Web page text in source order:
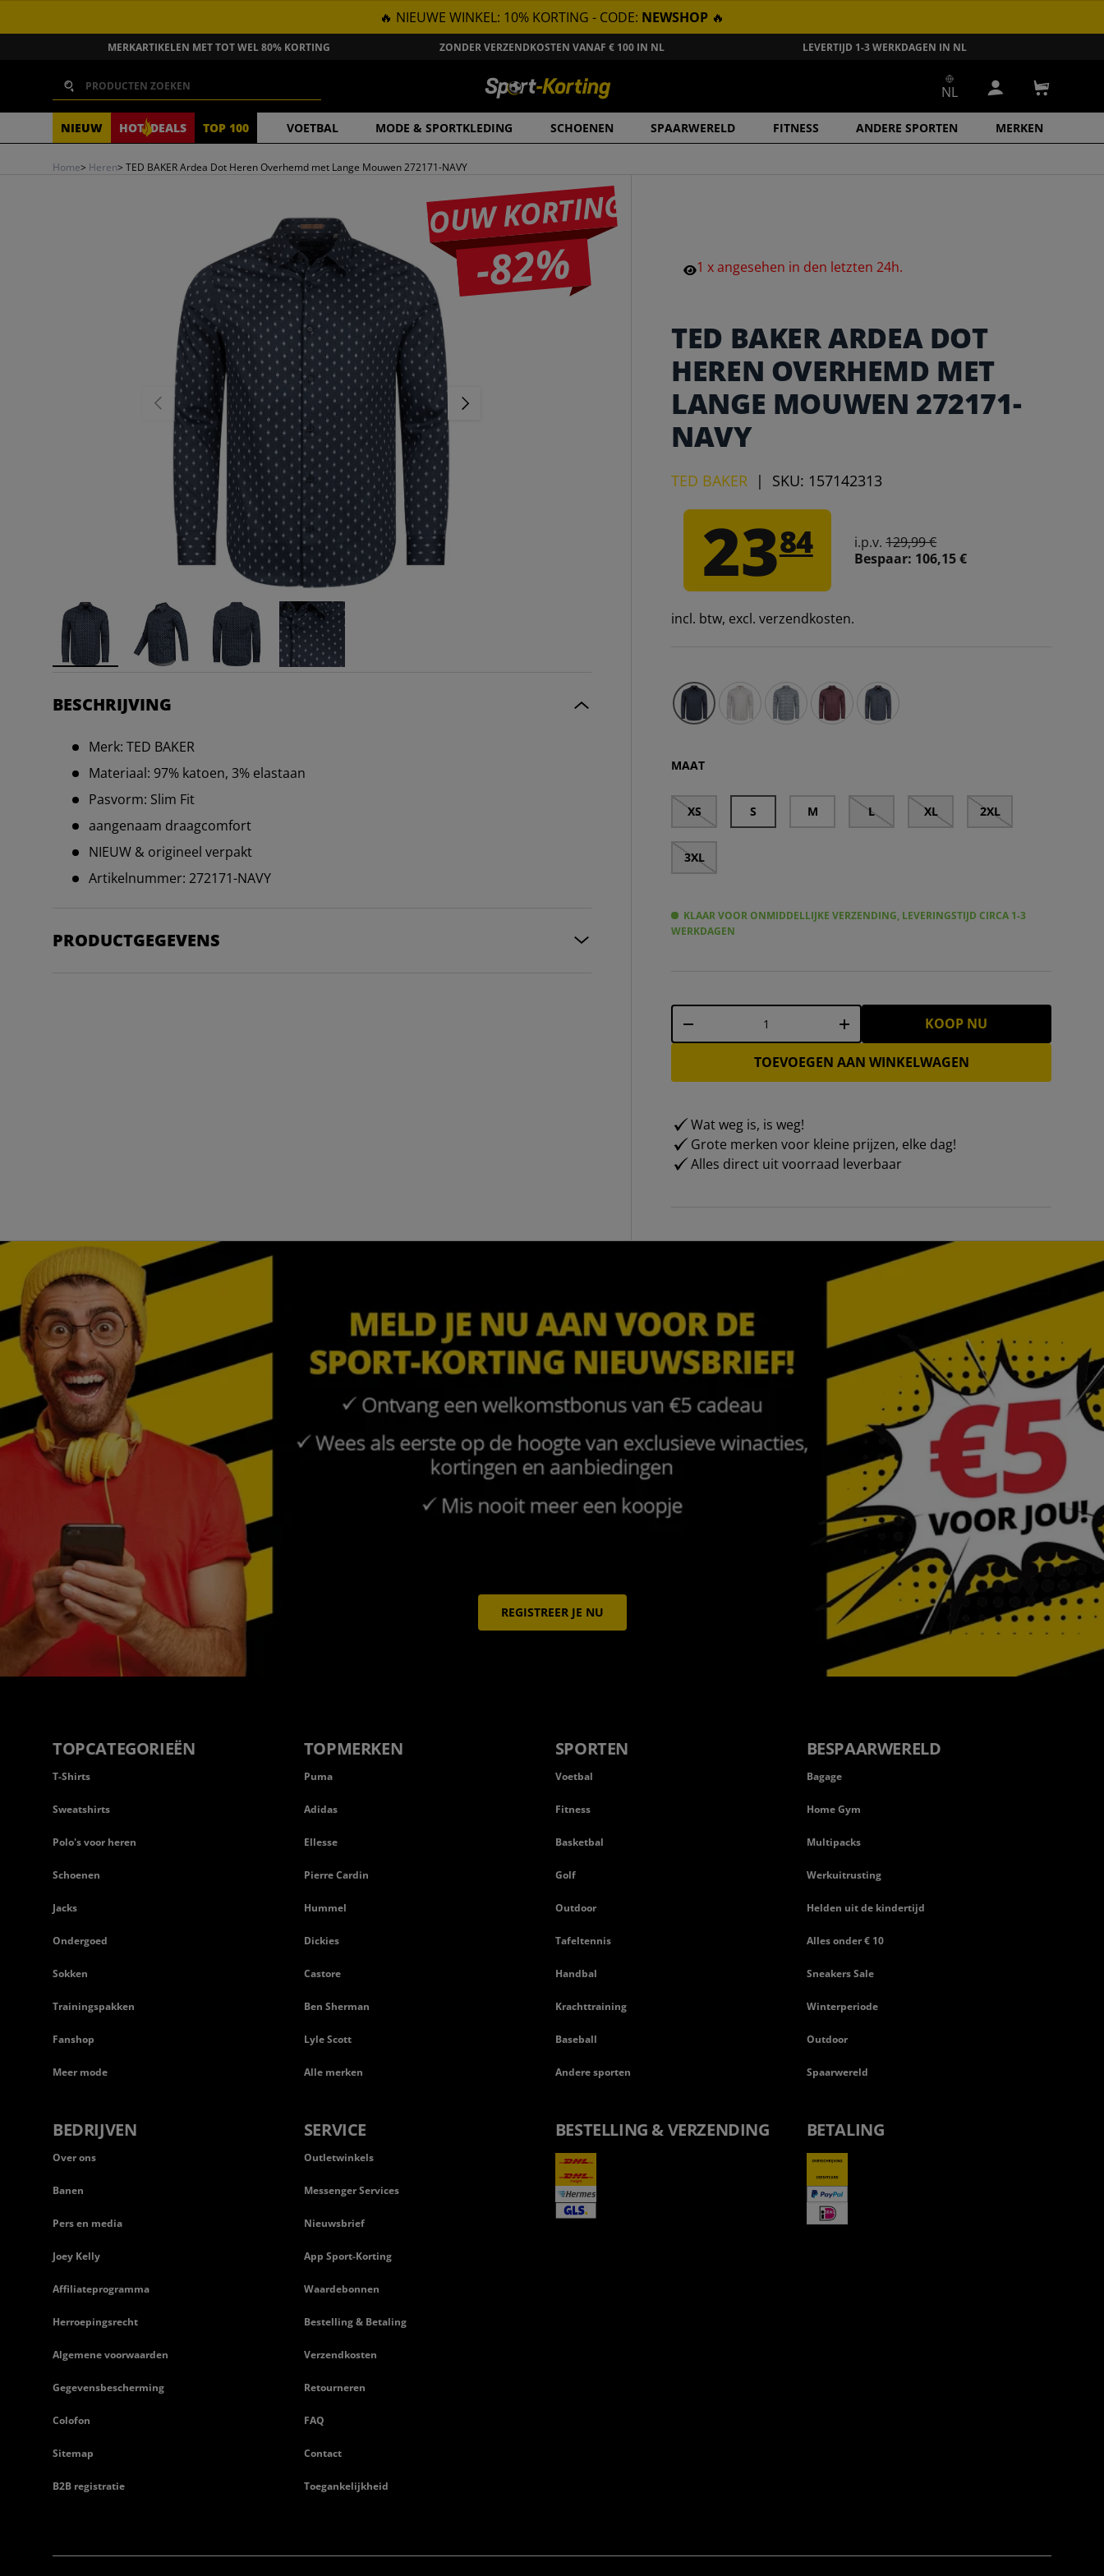
GA NAAR INHOUD
🔥 NIEUWE WINKEL: 10% KORTING - CODE: NEWSHOP 🔥
MERKARTIKELEN MET TOT WEL 80% KORTING ZONDER VERZENDKOSTEN VANAF € 100 IN NL LEVERTIJD 1-3 WERKDAGEN IN NL
NIEUW HOT DEALS TOP 100 VOETBAL MODE & SPORTKLEDING SCHOENEN SPAARWERELD FITNESS ANDERE SPORTEN MERKEN
Zoeken
NL Inloggen
Home> Heren> TED BAKER Ardea Dot Heren Overhemd met Lange Mouwen 272171-NAVY
JOUW KORTING
-82%
VORIGE VOLGENDE
BESCHRIJVING
Merk: TED BAKER
Materiaal: 97% katoen, 3% elastaan
Pasvorm: Slim Fit
aangenaam draagcomfort
NIEUW & origineel verpakt
Artikelnummer: 272171-NAVY
PRODUCTGEGEVENS
1xangesehen in den letzten24h.
TED BAKER ARDEA DOT
HEREN OVERHEMD MET
LANGE MOUWEN 272171-
NAVY
TED BAKER | SKU: 157142313
2384 i.p.v.129,99 €
Bespaar: 106,15 €
incl. btw, excl. verzendkosten.
MAAT
XS S M L XL 2XL
3XL
KLAAR VOOR ONMIDDELLIJKE VERZENDING, LEVERINGSTIJD CIRCA 1-3
WERKDAGEN
Aantal
- + KOOP NU
TOEVOEGEN AAN WINKELWAGEN
Wat weg is, is weg!
Grote merken voor kleine prijzen, elke dag!
Alles direct uit voorraad leverbaar
REGISTREER JE NU
TOPCATEGORIEËN
T-Shirts
Sweatshirts
Polo's voor heren
Schoenen
Jacks
Ondergoed
Sokken
Trainingspakken
Fanshop
Meer mode
TOPMERKEN
Puma
Adidas
Ellesse
Pierre Cardin
Hummel
Dickies
Castore
Ben Sherman
Lyle Scott
Alle merken
SPORTEN
Voetbal
Fitness
Basketbal
Golf
Outdoor
Tafeltennis
Handbal
Krachttraining
Baseball
Andere sporten
BESPAARWERELD
Bagage
Home Gym
Multipacks
Werkuitrusting
Helden uit de kindertijd
Alles onder € 10
Sneakers Sale
Winterperiode
Outdoor
Spaarwereld
BEDRIJVEN
Over ons
Banen
Pers en media
Joey Kelly
Affiliateprogramma
Herroepingsrecht
Algemene voorwaarden
Gegevensbescherming
Colofon
Sitemap
B2B registratie
SERVICE
Outletwinkels
Messenger Services
Nieuwsbrief
App Sport-Korting
Waardebonnen
Bestelling & Betaling
Verzendkosten
Retourneren
FAQ
Contact
Toegankelijkheid
BESTELLING & VERZENDING BETALING